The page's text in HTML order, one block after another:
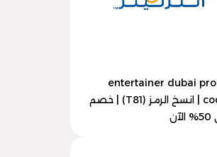
entertainer dubai
codes | انسخ الرمز (T81) | خصم